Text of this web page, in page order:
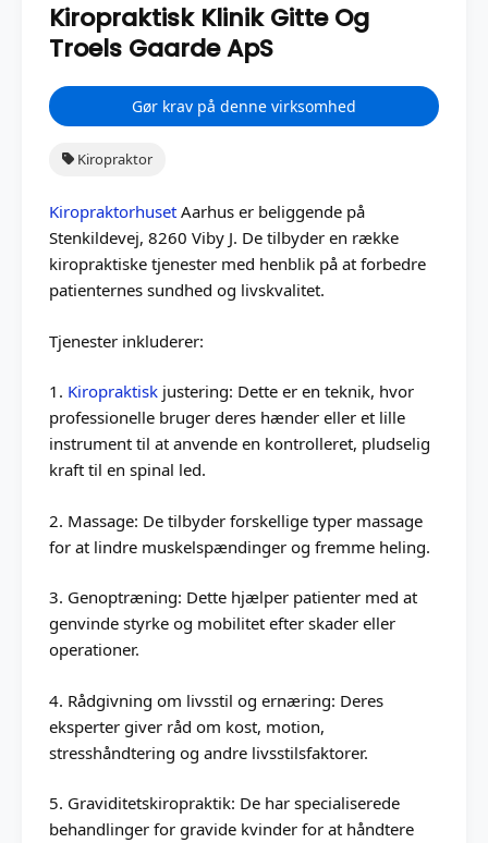
Kiropraktisk Klinik Gitte Og
Troels Gaarde ApS
Gør krav på denne virksomhed
Kiropraktor
Kiropraktorhuset Aarhus er beliggende på
Stenkildevej, 8260 Viby J. De tilbyder en række
kiropraktiske tjenester med henblik på at forbedre
patienternes sundhed og livskvalitet.
Tjenester inkluderer:
1. Kiropraktisk justering: Dette er en teknik, hvor
professionelle bruger deres hænder eller et lille
instrument til at anvende en kontrolleret, pludselig
kraft til en spinal led.
2. Massage: De tilbyder forskellige typer massage
for at lindre muskelspændinger og fremme heling.
3. Genoptræning: Dette hjælper patienter med at
genvinde styrke og mobilitet efter skader eller
operationer.
4. Rådgivning om livsstil og ernæring: Deres
eksperter giver råd om kost, motion,
stresshåndtering og andre livsstilsfaktorer.
5. Graviditetskiropraktik: De har specialiserede
behandlinger for gravide kvinder for at håndtere